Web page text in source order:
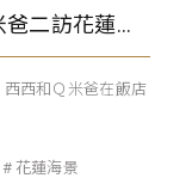
【親子開箱飯店設施】西西和Q米爸二訪花蓮福容
西和Ｑ米爸在飯店
花蓮海景